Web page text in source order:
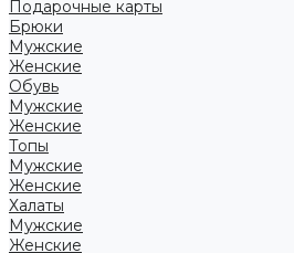
Подарочные карты
Брюки
Мужские
Женские
Обувь
Мужские
Женские
Топы
Мужские
Женские
Халаты
Мужские
Женские